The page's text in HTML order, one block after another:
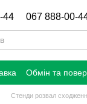
44 067 888-00-
Обмін та
Стенди розвал